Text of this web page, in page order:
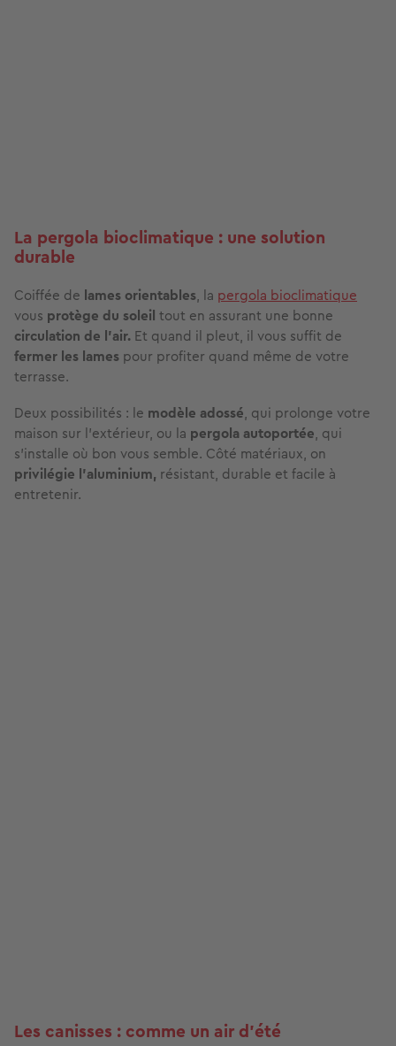
La pergola bioclimatique : une solution
durable
Coiffée de lames orientables, la pergola bioclimatique
vous protège du soleil tout en assurant une bonne
circulation de l’air. Et quand il pleut, il vous suffit de
fermer les lames pour profiter quand même de votre
terrasse.
Deux possibilités : le modèle adossé, qui prolonge votre
maison sur l’extérieur, ou la pergola autoportée, qui
s’installe où bon vous semble. Côté matériaux, on
privilégie l’aluminium, résistant, durable et facile à
entretenir.
Les canisses : comme un air d’été